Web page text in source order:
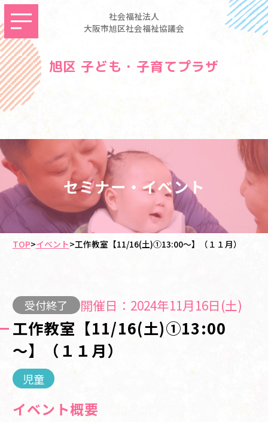
社会福祉法人
大阪市旭区社会福祉協議会
旭区 子ども・子育てプラザ
セミナー・イベント
TOP>イベント>工作教室【11/16(土)①13:00～】（１１月）
受付終了 開催日：2024年11月16日(土)
工作教室【11/16(土)①13:00
～】（１１月）
児童
イベント概要